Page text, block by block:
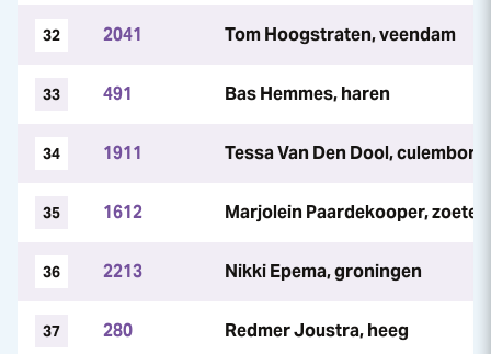
32 2041 Tom Hoogstraten, veendam
33 491 Bas Hemmes, haren
34 1911 Tessa Van Den Dool, culemborg
35 1612 Marjolein Paardekooper,
36 2213 Nikki Epema, groningen
37 280 Redmer Joustra, heeg